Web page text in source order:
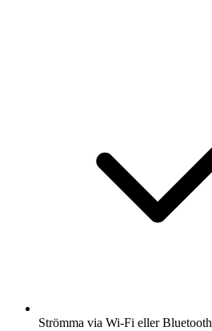
Strömma via Wi-Fi eller Bluetooth